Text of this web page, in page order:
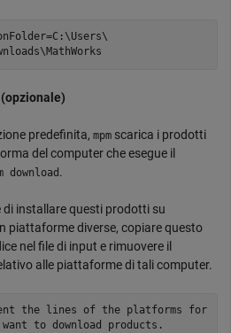
predefinita, mpm scarica i prodotti
del computer che esegue il
download .
di installare questi prodotti su
piattaforme diverse, copiare questo
nel file di input e rimuovere il
alle piattaforme di tali computer.
the lines of the platforms for
to download products.